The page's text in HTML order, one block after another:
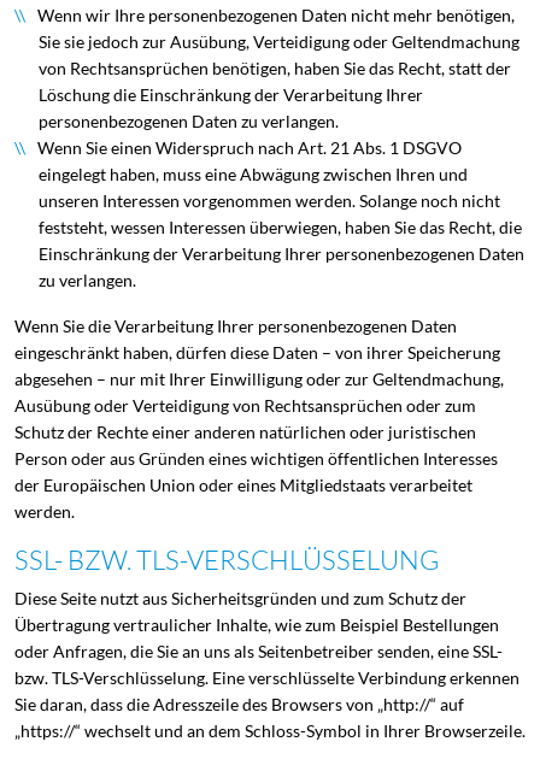
Wenn wir Ihre personenbezogenen Daten nicht mehr benötigen,
Sie sie jedoch zur Ausübung, Verteidigung oder Geltendmachung
von Rechtsansprüchen benötigen, haben Sie das Recht, statt der
Löschung die Einschränkung der Verarbeitung Ihrer
personenbezogenen Daten zu verlangen.
Wenn Sie einen Widerspruch nach Art. 21 Abs. 1 DSGVO
eingelegt haben, muss eine Abwägung zwischen Ihren und
unseren Interessen vorgenommen werden. Solange noch nicht
feststeht, wessen Interessen überwiegen, haben Sie das Recht, die
Einschränkung der Verarbeitung Ihrer personenbezogenen Daten
zu verlangen.
Wenn Sie die Verarbeitung Ihrer personenbezogenen Daten
eingeschränkt haben, dürfen diese Daten – von ihrer Speicherung
abgesehen – nur mit Ihrer Einwilligung oder zur Geltendmachung,
Ausübung oder Verteidigung von Rechtsansprüchen oder zum
Schutz der Rechte einer anderen natürlichen oder juristischen
Person oder aus Gründen eines wichtigen öffentlichen Interesses
der Europäischen Union oder eines Mitgliedstaats verarbeitet
werden.
SSL- BZW. TLS-VERSCHLÜSSELUNG
Diese Seite nutzt aus Sicherheitsgründen und zum Schutz der
Übertragung vertraulicher Inhalte, wie zum Beispiel Bestellungen
oder Anfragen, die Sie an uns als Seitenbetreiber senden, eine SSL-
bzw. TLS-Verschlüsselung. Eine verschlüsselte Verbindung erkennen
Sie daran, dass die Adresszeile des Browsers von „http://“ auf
„https://“ wechselt und an dem Schloss-Symbol in Ihrer Browserzeile.